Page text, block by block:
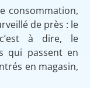
consommation,
de près : le
à dire, le
qui passent en
en magasin,